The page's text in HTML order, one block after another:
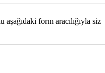
form aracılığıyla siz